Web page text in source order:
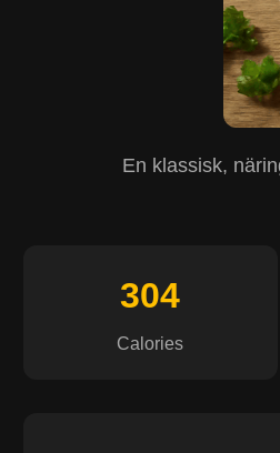
En klassisk,
304
Calories